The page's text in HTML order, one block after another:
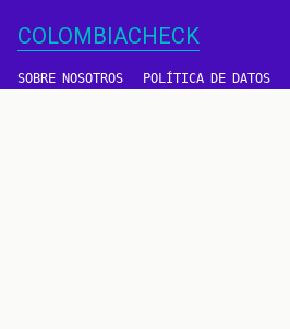
COLOMBIACHECK
SOBRE NOSOTROS POLÍTICA DE DATOS